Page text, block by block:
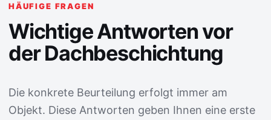
HÄUFIGE FRAGEN
Wichtige Antworten vor
der Dachbeschichtung
Die konkrete Beurteilung erfolgt immer am
Objekt. Diese Antworten geben Ihnen eine erste